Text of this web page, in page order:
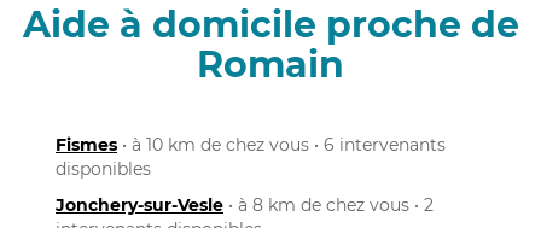
Aide à domicile proche de
Romain
Fismes • à 10 km de chez vous • 6 intervenants
disponibles
Jonchery-sur-Vesle • à 8 km de chez vous • 2